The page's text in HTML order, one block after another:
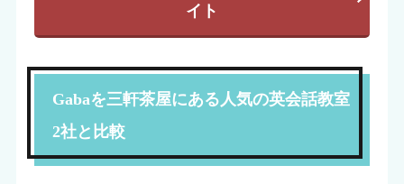
イト
Gabaを三軒茶屋にある人気の英会話教室
2社と比較